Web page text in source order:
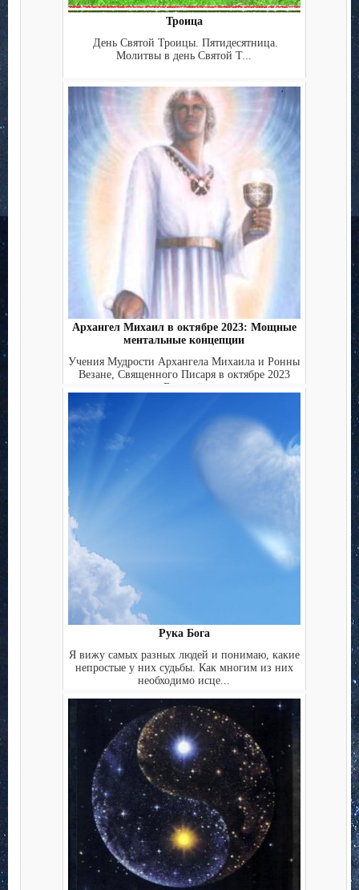
Троица
День Святой Троицы. Пятидесятница.
Молитвы в день Святой Т...
Архангел Михаил в октябре 2023: Мощные
ментальные концепции
Учения Мудрости Архангела Михаила и Ронны
Везане, Священного Писаря в октябре 2023
года. Вознесённы...
Рука Бога
Я вижу самых разных людей и понимаю, какие
непростые у них судьбы. Как многим из них
необходимо исце...